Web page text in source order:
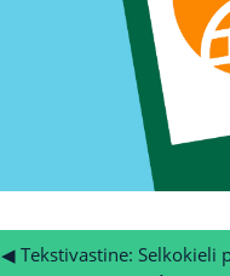
◀︎ Tekstivastine: Selkokieli